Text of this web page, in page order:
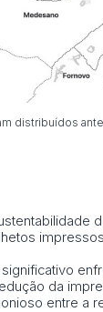
distribuídos
da
entre a